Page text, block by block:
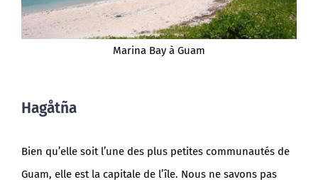
Marina Bay à Guam
Hagåtña
Bien qu’elle soit l’une des plus petites communautés de
Guam, elle est la capitale de l’île. Nous ne savons pas